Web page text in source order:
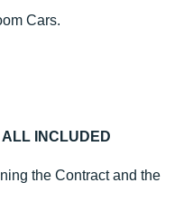
Cars.
INCLUDED
the Contract and the